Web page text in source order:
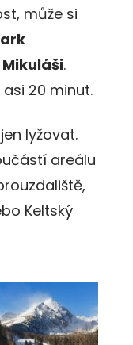
může si
.
20 minut.
lyžovat.
areálu
Keltský